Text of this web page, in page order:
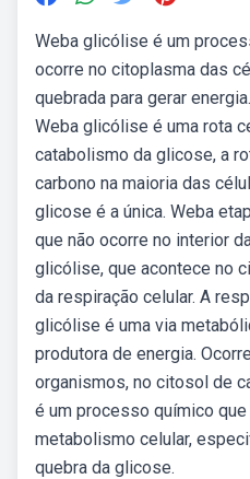
Weba glicólise é um
ocorre no citoplasma das
quebrada para gerar
Weba glicólise é uma rota
catabolismo da glicose, a
carbono na maioria das
glicose é a única. Weba
que não ocorre no interior
glicólise, que acontece no
da respiração celular. A
glicólise é uma via
produtora de energia.
organismos, no citosol de
é um processo químico
metabolismo celular,
quebra da glicose.